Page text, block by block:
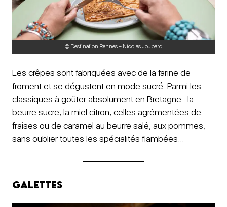
© Destination Rennes – Nicolas Joubard
Les crêpes sont fabriquées avec de la farine de
froment et se dégustent en mode sucré. Parmi les
classiques à goûter absolument en Bretagne : la
beurre sucre, la miel citron, celles agrémentées de
fraises ou de caramel au beurre salé, aux pommes,
sans oublier toutes les spécialités flambées…
Galettes